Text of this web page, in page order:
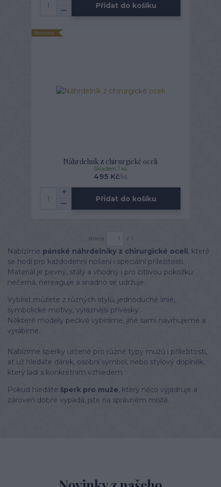
Přidat do košíku
Novinka
Náhrdelník z chirurgické oceli
495 Kč/ks
Skladem 1 ks
Přidat do košíku
strana z 1
Nabízíme pánské náhrdelníky z chirurgické oceli, které
se hodí pro každodenní nošení i speciální příležitosti.
Materiál je pevný, stálý a vhodný i pro citlivou pokožku
nečerná, nereaguje a snadno se udržuje.
Vybírat můžete z různých stylů, jednoduché linie,
symbolické motivy, výraznější přívěsky.
Některé modely pečlivě vybíráme, jiné sami navrhujeme a
vyrábíme.
Nabízíme šperky určené pro různé typy mužů i příležitosti,
ať už hledáte dárek, osobní symbol, nebo stylový doplněk,
který ladí s konkrétním vzhledem.
Pokud hledáte šperk pro muže, který něco vyjadřuje a
zároveň dobře vypadá, jste na správném místě.